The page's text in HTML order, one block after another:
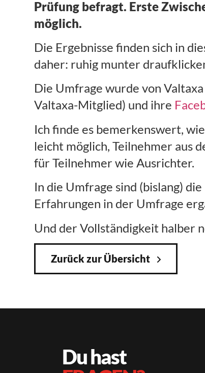
Prüfung befragt. Erste
möglich.
Die Ergebnisse finden sich in
daher: ruhig munter
Die Umfrage wurde von
Valtaxa-Mitglied) und ihre
Ich finde es bemerkenswert,
leicht möglich, Teilnehmer aus
für Teilnehmer wie Ausrichter.
In die Umfrage sind (bislang)
Erfahrungen in der Umfrage
Und der Vollständigkeit halber
Zurück zur Übersicht
Du hast